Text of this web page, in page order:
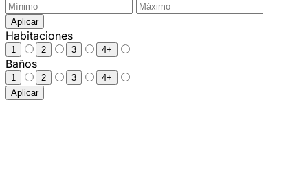
Aplicar
Habitaciones
1 2 3 4+
Baños
1 2 3
4+
Aplicar